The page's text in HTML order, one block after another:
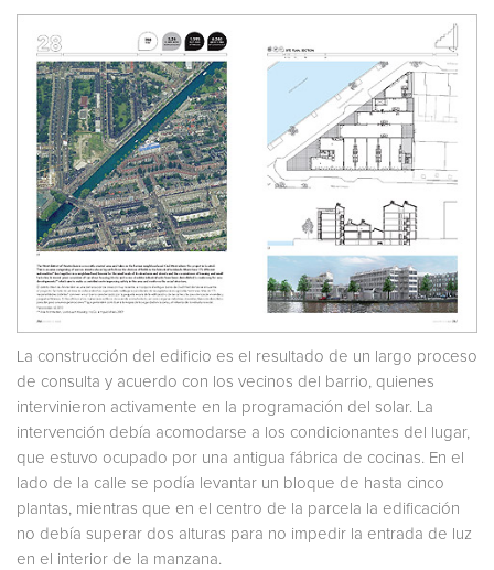
La construcción del edificio es el resultado de un largo proceso
de consulta y acuerdo con los vecinos del barrio, quienes
intervinieron activamente en la programación del solar. La
intervención debía acomodarse a los condicionantes del lugar,
que estuvo ocupado por una antigua fábrica de cocinas. En el
lado de la calle se podía levantar un bloque de hasta cinco
plantas, mientras que en el centro de la parcela la edificación
no debía superar dos alturas para no impedir la entrada de luz
en el interior de la manzana.